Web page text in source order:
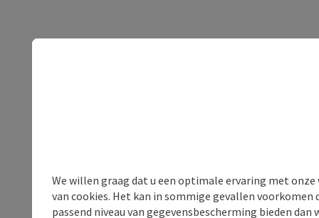
We willen graag dat u een optimale ervaring met
van cookies. Het kan in sommige gevallen voorkomen
passend niveau van gegevensbescherming bieden